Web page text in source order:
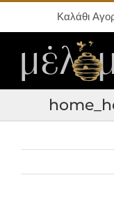
στο
περιεχόμενο
Καλάθι